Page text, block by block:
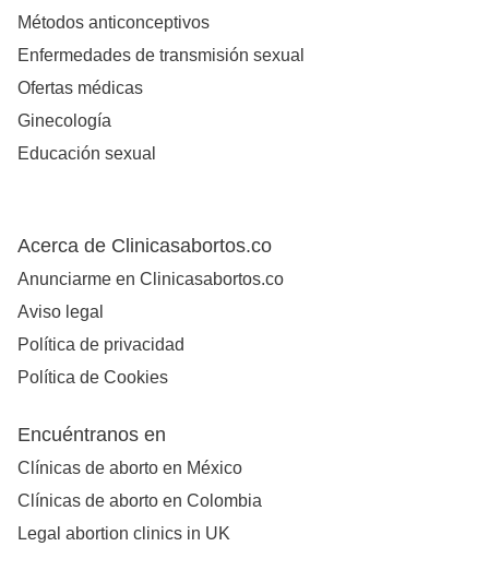
Métodos anticonceptivos
Enfermedades de transmisión sexual
Ofertas médicas
Ginecología
Educación sexual
Acerca de Clinicasabortos.co
Anunciarme en Clinicasabortos.co
Aviso legal
Política de privacidad
Política de Cookies
Encuéntranos en
Clínicas de aborto en México
Clínicas de aborto en Colombia
Legal abortion clinics in UK